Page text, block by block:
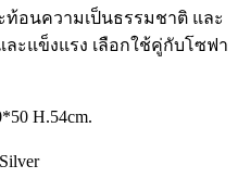
อนความเป็นธรรมชาติ และ
ะแข็งแรง เลือกใช้คู่กับโซฟา
H.54cm.
Silver